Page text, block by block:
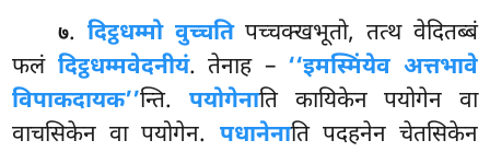
७. दिट्ठधम्मो वुच्चतिपच्चक्खभूतो, तत्थ वेदितब्बं
फलं दिट्ठधम्मवेदनीयं. तेनाह – ‘‘इमस्मिंयेव अत्तभावे
विपाकदायक’’न्ति. पयोगेनाति कायिकेन पयोगेन वा
वाचसिकेन वा पयोगेन. पधानेनाति पदहनेन चेतसिकेन